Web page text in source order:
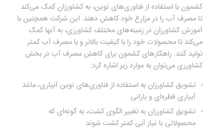
کشمون با استفاده از فناوری‌های نوین، به کشاورزان کمک می‌کند
تا مصرف آب را در مزارع خود کاهش دهند. این شرکت همچنین با
آموزش کشاورزان در زمینه‌های مختلف کشاورزی، به آنها کمک
می‌کند تا محصولات خود را با کیفیت بالاتر و با مصرف آب کمتر
تولید کنند. راهکارهای کشمون برای کاهش مصرف آب در بخش
کشاورزی می‌توان به موارد زیر اشاره کرد:
تشویق کشاورزان به استفاده از فناوری‌های نوین آبیاری، مانند
آبیاری قطره‌ای و بارانی
تشویق کشاورزان به تغییر الگوی کشت، به گونه‌ای که
محصولاتی با نیاز آبی کمتر کشت شوند